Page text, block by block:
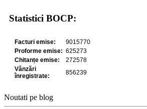
Statistici BOCP:
Noutati pe blog